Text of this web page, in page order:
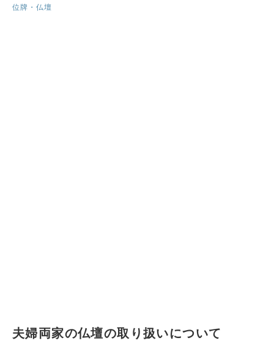
位牌・仏壇
夫婦両家の仏壇の取り扱いについて